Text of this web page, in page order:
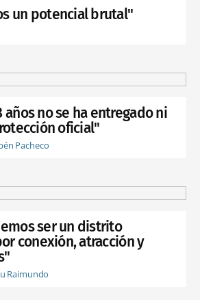
un potencial brutal"
años no se ha entregado ni
oficial"
Pacheco
ser un distrito
conexión, atracción y
Raimundo